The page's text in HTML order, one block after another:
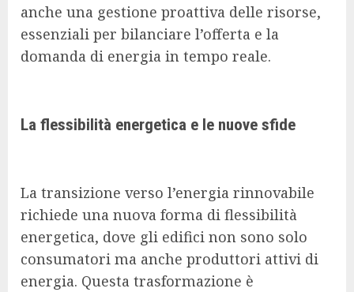
anche una gestione proattiva delle risorse,
essenziali per bilanciare l’offerta e la
domanda di energia in tempo reale.
La flessibilità energetica e le nuove sfide
La transizione verso l’energia rinnovabile
richiede una nuova forma di flessibilità
energetica, dove gli edifici non sono solo
consumatori ma anche produttori attivi di
energia. Questa trasformazione è